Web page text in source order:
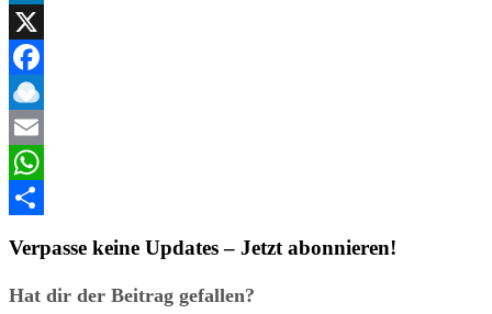
LinkedIn
X
Facebook
Raindrop.io
Email
WhatsApp
Verpasse keine Updates – Jetzt abonnieren!
Hat dir der Beitrag gefallen?